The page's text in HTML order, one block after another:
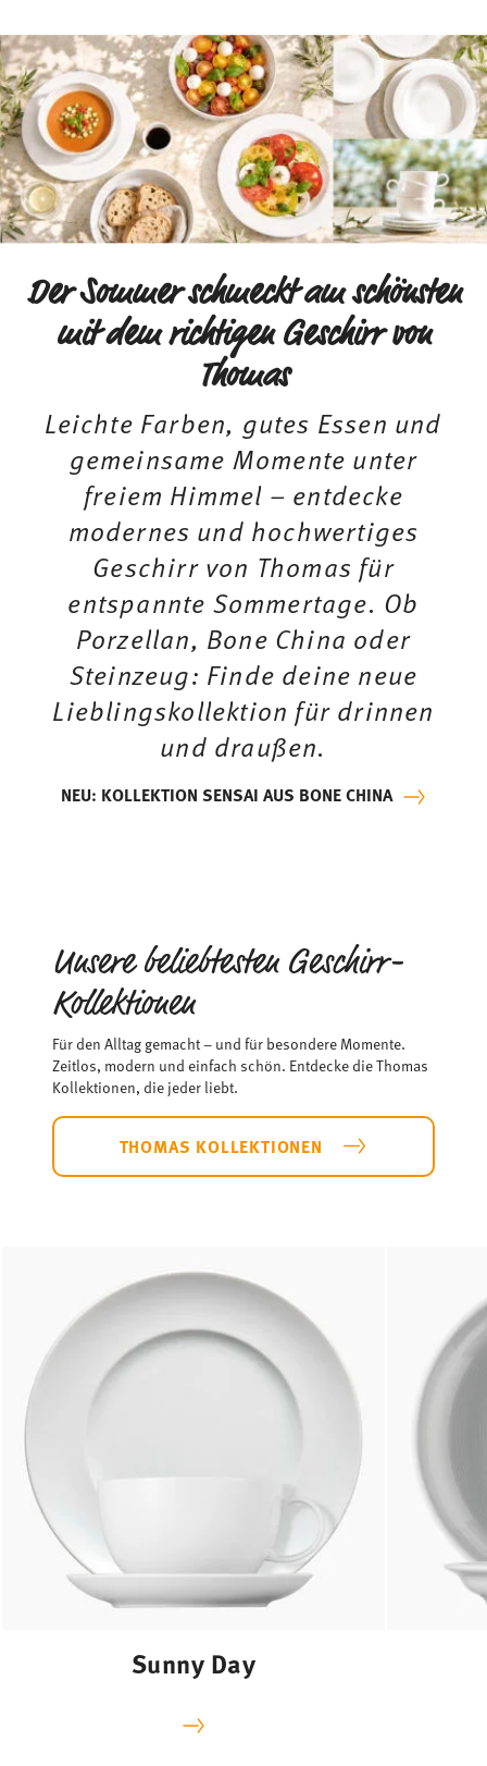
Der Sommer schmeckt am schönsten
mit dem richtigen Geschirr von
Thomas
Leichte Farben, gutes Essen und
gemeinsame Momente unter
freiem Himmel – entdecke
modernes und hochwertiges
Geschirr von Thomas für
entspannte Sommertage. Ob
Porzellan, Bone China oder
Steinzeug: Finde deine neue
Lieblingskollektion für drinnen
und draußen.
NEU: KOLLEKTION SENSAI AUS BONE CHINA
Unsere beliebtesten Geschirr-
Kollektionen
Für den Alltag gemacht – und für besondere Momente.
Zeitlos, modern und einfach schön. Entdecke die Thomas
Kollektionen, die jeder liebt.
THOMAS KOLLEKTIONEN
Sunny Day